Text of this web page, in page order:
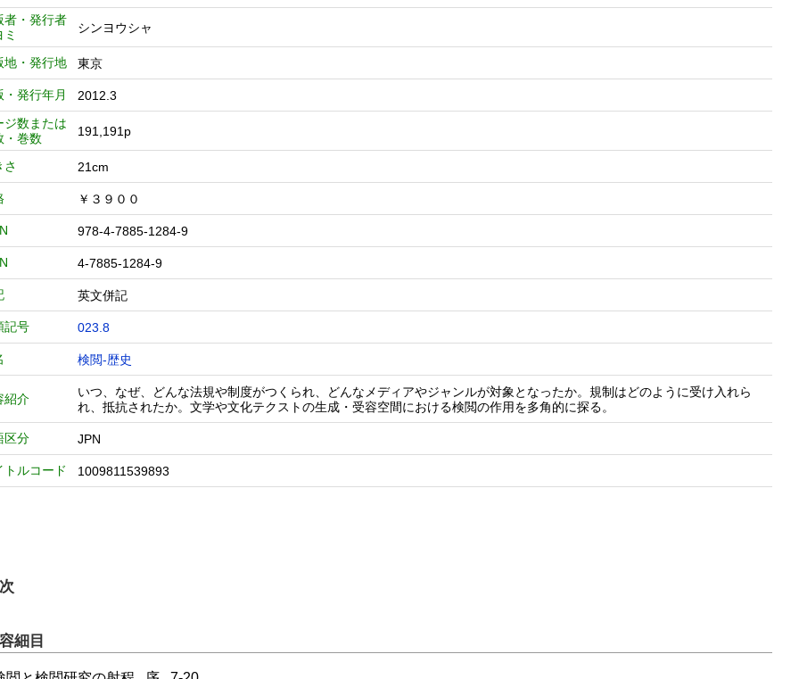
者・発行者
シンヨウシャ
地・発行地 東京
・発行年月
2012.3
ジ数または
・巻数
191,191p
さ 21cm
￥３９００
978-4-7885-1284-9
4-7885-1284-9
英文併記
記号 023.8
検閲-歴史
紹介
いつ、なぜ、どんな法規や制度がつくられ、どんなメディアやジャンルが対象となったか。規制はどのように受け入れら
れ、抵抗されたか。文学や文化テクストの生成・受容空間における検閲の作用を多角的に探る。
区分 JPN
トルコード 1009811539893
細目